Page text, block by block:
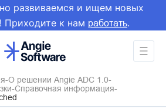
развиваемся и ищем новых
Приходите к нам работать.
О решении Angie ADC 1.0
Справочная информация